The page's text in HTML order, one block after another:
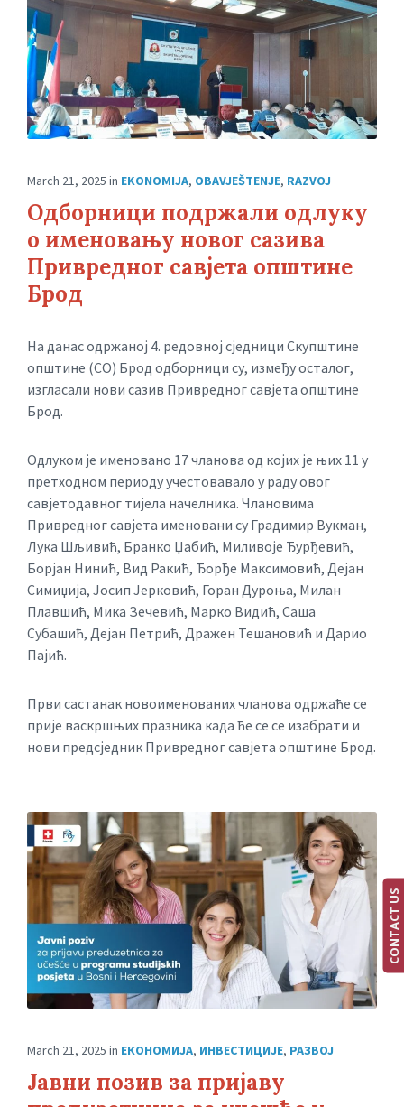
March 21, 2025 in EKONOMIJA, OBAVJEŠTENJE, RAZVOJ
Одборници подржали одлуку
о именовању новог сазива
Привредног савјета општине
Брод
На данас одржаној 4. редовној сједници Скупштине
општине (СО) Брод одборници су, између осталог,
изгласали нови сазив Привредног савјета општине
Брод.
Одлуком је именовано 17 чланова од којих је њих 11 у
претходном периоду учестовавало у раду овог
савјетодавног тијела начелника. Члановима
Привредног савјета именовани су Градимир Вукман,
Лука Шљивић, Бранко Џабић, Миливоје Ђурђевић,
Борјан Нинић, Вид Ракић, Ђорђе Максимовић, Дејан
Симиџија, Јосип Јерковић, Горан Дуроња, Милан
Плавшић, Мика Зечевић, Марко Видић, Саша
Субашић, Дејан Петрић, Дражен Тешановић и Дарио
Пајић.
Први састанак новоименованих чланова одржаће се
прије васкршњих празника када ће се се изабрати и
нови предсједник Привредног савјета општине Брод.
March 21, 2025 in ЕКОНОМИЈА, ИНВЕСТИЦИЈЕ, РАЗВОЈ
Јавни позив за пријаву
CONTACT US